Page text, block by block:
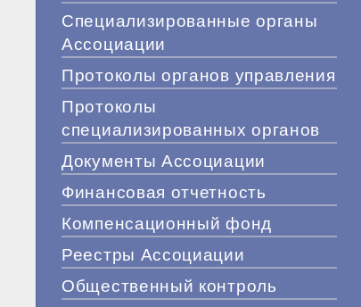
Специализированные органы
Ассоциации
Протоколы органов управления
Протоколы
специализированных органов
Документы Ассоциации
Финансовая отчетность
Компенсационный фонд
Реестры Ассоциации
Общественный контроль